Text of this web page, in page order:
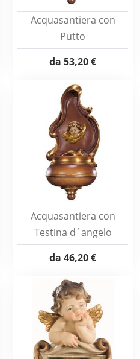
Acquasantiera con
Putto
da 53,20 €
Acquasantiera con
Testina d´angelo
da 46,20 €